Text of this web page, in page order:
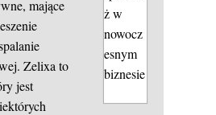
mające
Zelixa to
jest
ż w
nowocz
esnym
biznesie